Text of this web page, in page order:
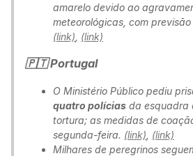
amarelo devido ao
meteorológicas, com
(link) (link)
🇵🇹 Portugal
O Ministério Público pediu
quatro polícias da esquadra
tortura; as medidas de
segunda-feira. (link) (link)
Milhares de peregrinos